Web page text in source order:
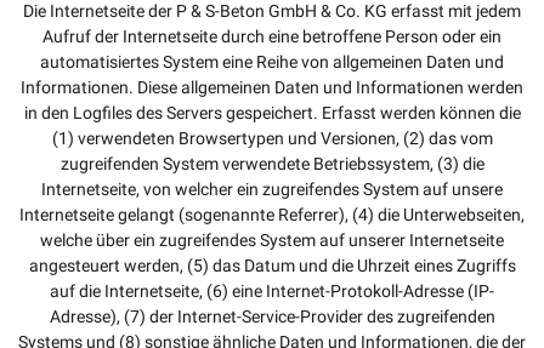
Die Internetseite der P & S-Beton GmbH & Co. KG erfasst mit jedem
Aufruf der Internetseite durch eine betroffene Person oder ein
automatisiertes System eine Reihe von allgemeinen Daten und
Informationen. Diese allgemeinen Daten und Informationen werden
in den Logfiles des Servers gespeichert. Erfasst werden können die
(1) verwendeten Browsertypen und Versionen, (2) das vom
zugreifenden System verwendete Betriebssystem, (3) die
Internetseite, von welcher ein zugreifendes System auf unsere
Internetseite gelangt (sogenannte Referrer), (4) die Unterwebseiten,
welche über ein zugreifendes System auf unserer Internetseite
angesteuert werden, (5) das Datum und die Uhrzeit eines Zugriffs
auf die Internetseite, (6) eine Internet-Protokoll-Adresse (IP-
Adresse), (7) der Internet-Service-Provider des zugreifenden
Systems und (8) sonstige ähnliche Daten und Informationen, die der